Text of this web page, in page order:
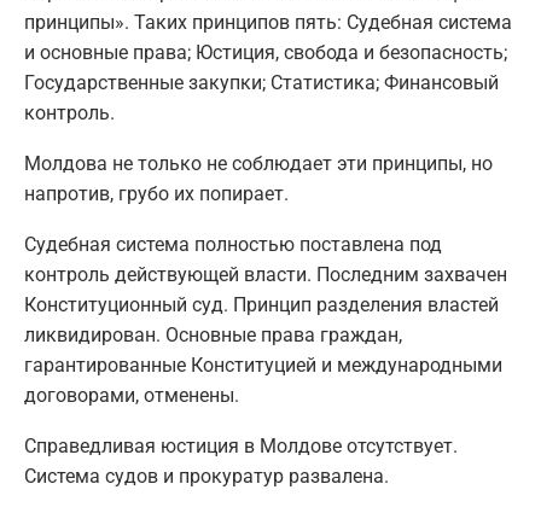
принципы». Таких принципов пять: Судебная система
и основные права; Юстиция, свобода и безопасность;
Государственные закупки; Статистика; Финансовый
контроль.
Молдова не только не соблюдает эти принципы, но
напротив, грубо их попирает.
Судебная система полностью поставлена под
контроль действующей власти. Последним захвачен
Конституционный суд. Принцип разделения властей
ликвидирован. Основные права граждан,
гарантированные Конституцией и международными
договорами, отменены.
Справедливая юстиция в Молдове отсутствует.
Система судов и прокуратур развалена.